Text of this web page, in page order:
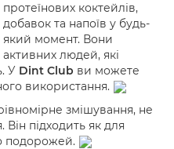
протеїнових коктейлів,
добавок та напоїв у будь-
який момент. Вони
активних людей, які
У Dint Club ви можете
використання.
змішування, не
Він підходить як для
подорожей.